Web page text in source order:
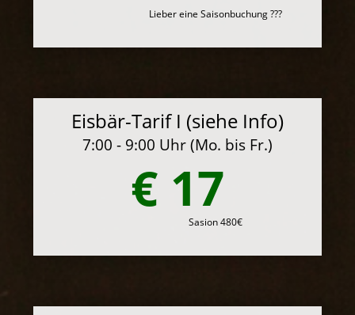
Lieber eine Saisonbuchung ???
Eisbär-Tarif I (siehe Info)
7:00 - 9:00 Uhr (Mo. bis Fr.)
€ 17
Sasion 480€